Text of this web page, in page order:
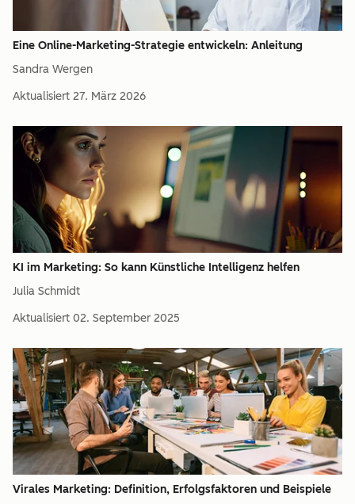
Eine Online-Marketing-Strategie entwickeln: Anleitung
Sandra Wergen
Aktualisiert 27. März 2026
KI im Marketing: So kann Künstliche Intelligenz helfen
Julia Schmidt
Aktualisiert 02. September 2025
Virales Marketing: Definition, Erfolgsfaktoren und Beispiele